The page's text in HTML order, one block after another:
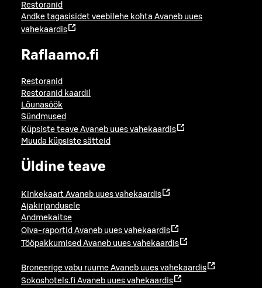
Restoranid
Andke tagasisidet veebilehe kohta Avaneb uues
vahekaardis
Raflaamo.fi
Restoranid
Restoranid kaardil
Lõunasöök
Sündmused
Küpsiste teave Avaneb uues vahekaardis
Muuda küpsiste sätteid
Üldine teave
Kinkekaart Avaneb uues vahekaardis
Ajakirjandusele
Andmekaitse
Oiva-raportid Avaneb uues vahekaardis
Tööpakkumised Avaneb uues vahekaardis
Broneerige vabu ruume Avaneb uues vahekaardis
Sokoshotels.fi Avaneb uues vahekaardis